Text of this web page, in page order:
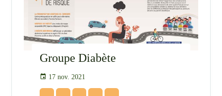
Groupe Diabète
17 nov. 2021